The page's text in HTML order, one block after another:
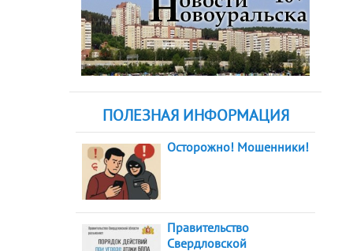
ПОЛЕЗНАЯ ИНФОРМАЦИЯ
Осторожно! Мошенники!
Правительство
Свердловской